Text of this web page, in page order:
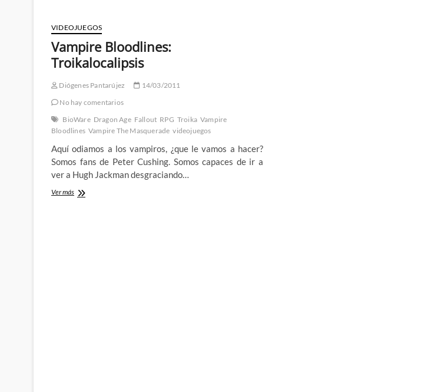
videojuegos
estas
navidades
VIDEOJUEGOS
Vampire Bloodlines:
Troikalocalipsis
Diógenes Pantarújez
14/03/2011
No hay comentarios
BioWare Dragon Age Fallout RPG Troika Vampire
Bloodlines Vampire The Masquerade videojuegos
Aquí odiamos a los vampiros, ¿que le vamos a hacer?
Somos fans de Peter Cushing. Somos capaces de ir a
ver a Hugh Jackman desgraciando…
Ver másVampire